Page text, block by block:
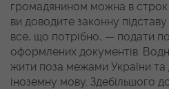
громадянином можна в строк
ви доводите законну
все, що потрібно, — подати
оформлених документів.
жити поза межами України та
іноземну мову. Здебільшого